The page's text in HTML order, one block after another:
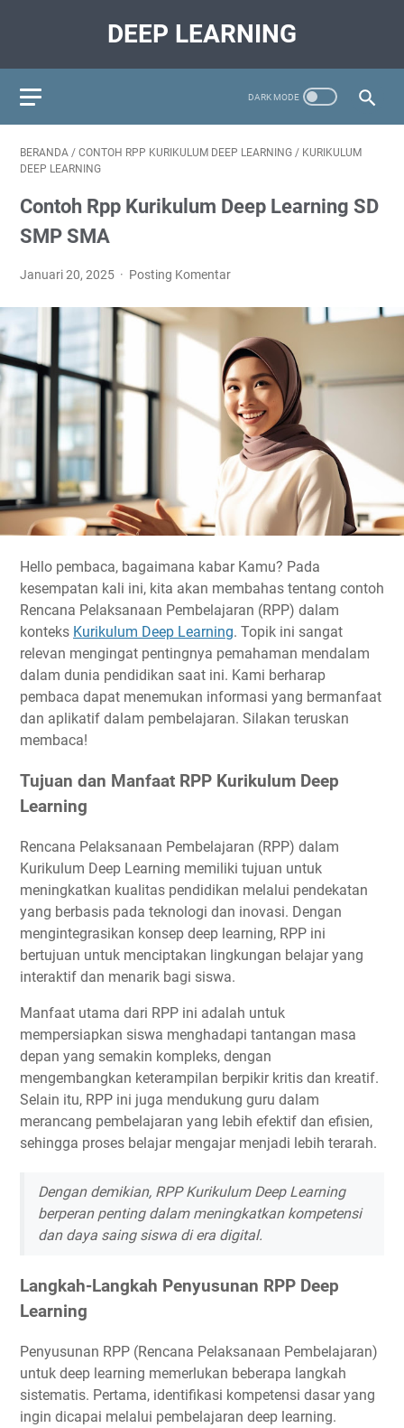
DEEP LEARNING
BERANDA / CONTOH RPP KURIKULUM DEEP LEARNING / KURIKULUM
DEEP LEARNING
Contoh Rpp Kurikulum Deep Learning SD
SMP SMA
Januari 20, 2025 Posting Komentar
Hello pembaca, bagaimana kabar Kamu? Pada
kesempatan kali ini, kita akan membahas tentang contoh
Rencana Pelaksanaan Pembelajaran (RPP) dalam
konteks Kurikulum Deep Learning. Topik ini sangat
relevan mengingat pentingnya pemahaman mendalam
dalam dunia pendidikan saat ini. Kami berharap
pembaca dapat menemukan informasi yang bermanfaat
dan aplikatif dalam pembelajaran. Silakan teruskan
membaca!
Tujuan dan Manfaat RPP Kurikulum Deep
Learning
Rencana Pelaksanaan Pembelajaran (RPP) dalam
Kurikulum Deep Learning memiliki tujuan untuk
meningkatkan kualitas pendidikan melalui pendekatan
yang berbasis pada teknologi dan inovasi. Dengan
mengintegrasikan konsep deep learning, RPP ini
bertujuan untuk menciptakan lingkungan belajar yang
interaktif dan menarik bagi siswa.
Manfaat utama dari RPP ini adalah untuk
mempersiapkan siswa menghadapi tantangan masa
depan yang semakin kompleks, dengan
mengembangkan keterampilan berpikir kritis dan kreatif.
Selain itu, RPP ini juga mendukung guru dalam
merancang pembelajaran yang lebih efektif dan efisien,
sehingga proses belajar mengajar menjadi lebih terarah.
Dengan demikian, RPP Kurikulum Deep Learning
berperan penting dalam meningkatkan kompetensi
dan daya saing siswa di era digital.
Langkah-Langkah Penyusunan RPP Deep
Learning
Penyusunan RPP (Rencana Pelaksanaan Pembelajaran)
untuk deep learning memerlukan beberapa langkah
sistematis. Pertama, identifikasi kompetensi dasar yang
ingin dicapai melalui pembelajaran deep learning.